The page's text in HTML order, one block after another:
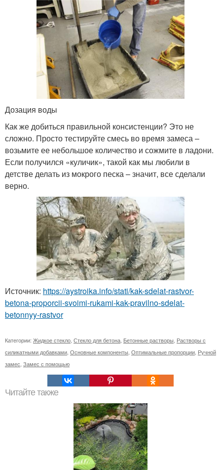
Дозация воды
Как же добиться правильной консистенции? Это не
сложно. Просто тестируйте смесь во время замеса –
возьмите ее небольшое количество и сожмите в ладони.
Если получился «куличик», такой как мы любили в
детстве делать из мокрого песка – значит, все сделали
верно.
Источник: https://aystroika.info/stati/kak-sdelat-rastvor-
betona-proporcii-svoimi-rukami-kak-pravilno-sdelat-
betonnyy-rastvor
Категории: Жидкое стекло Стекло для бетона Бетонные растворы Растворы с
силикатными добавками Основные компоненты Оптимальные пропорции Ручной
замес Замес с помощью
Читайте также